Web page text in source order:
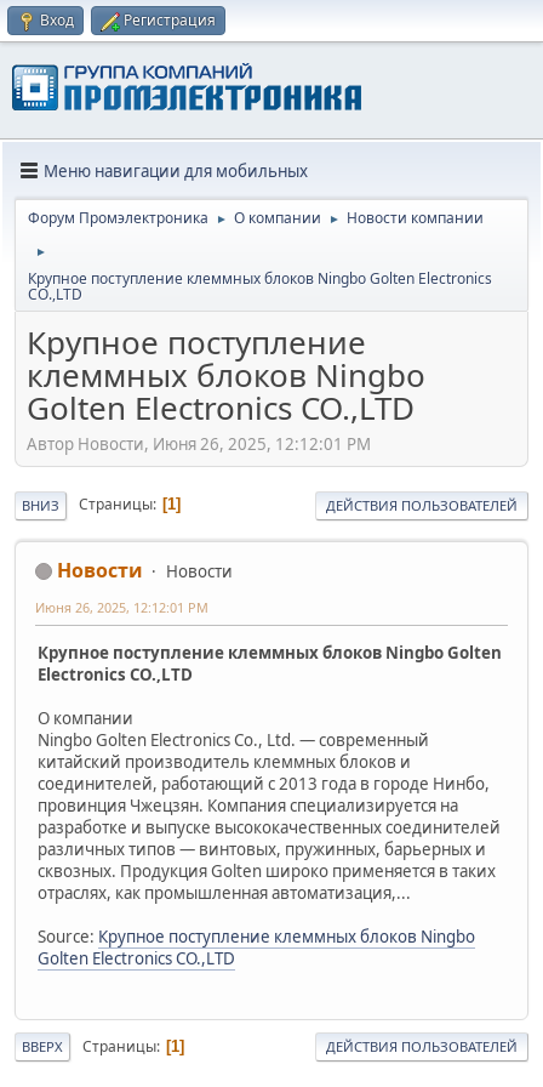
Вход Регистрация
Меню навигации для мобильных
Форум Промэлектроника ► О компании ► Новости компании
►
Крупное поступление клеммных блоков Ningbo Golten Electronics
CO.,LTD
Крупное поступление
клеммных блоков Ningbo
Golten Electronics CO.,LTD
Автор Новости, Июня 26, 2025, 12:12:01 PM
ВНИЗ Страницы 1 ДЕЙСТВИЯ ПОЛЬЗОВАТЕЛЕЙ
Новости Новости
Июня 26, 2025, 12:12:01 PM
Крупное поступление клеммных блоков Ningbo Golten
Electronics CO.,LTD
О компании
Ningbo Golten Electronics Co., Ltd. — современный
китайский производитель клеммных блоков и
соединителей, работающий с 2013 года в городе Нинбо,
провинция Чжецзян. Компания специализируется на
разработке и выпуске высококачественных соединителей
различных типов — винтовых, пружинных, барьерных и
сквозных. Продукция Golten широко применяется в таких
отраслях, как промышленная автоматизация,...
Source: Крупное поступление клеммных блоков Ningbo
Golten Electronics CO.,LTD
ВВЕРХ Страницы 1 ДЕЙСТВИЯ ПОЛЬЗОВАТЕЛЕЙ